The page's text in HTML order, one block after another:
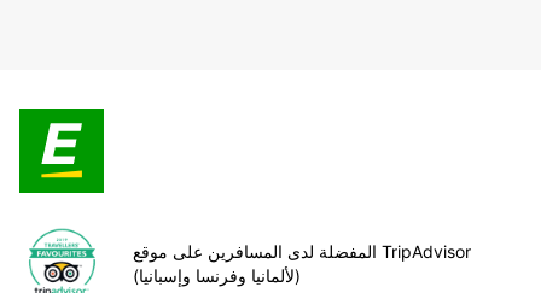
المفضلة لدى المسافرين على موقع TripAdvisor
(لألمانيا وفرنسا وإسبانيا)